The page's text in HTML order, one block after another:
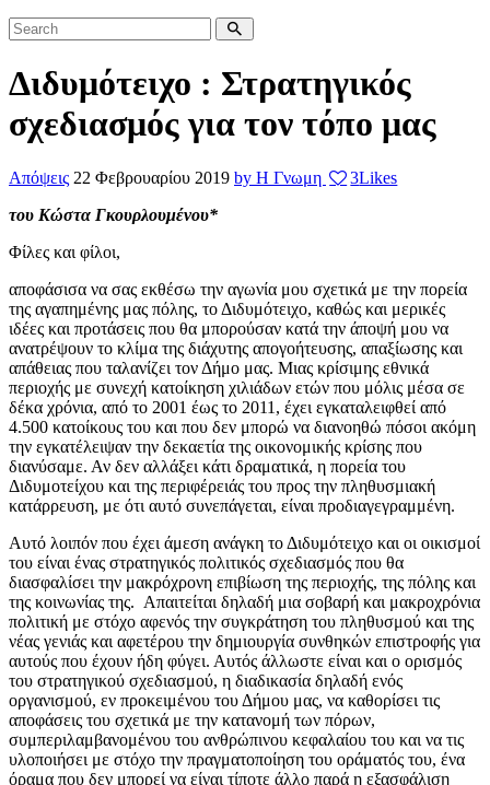
Διδυμότειχο : Στρατηγικός
σχεδιασμός για τον τόπο μας
Απόψεις 22 Φεβρουαρίου 2019 by Η Γνωμη 3Likes
του Κώστα Γκουρλουμένου*
Φίλες και φίλοι,
αποφάσισα να σας εκθέσω την αγωνία μου σχετικά με την πορεία
της αγαπημένης μας πόλης, το Διδυμότειχο, καθώς και μερικές
ιδέες και προτάσεις που θα μπορούσαν κατά την άποψή μου να
ανατρέψουν το κλίμα της διάχυτης απογοήτευσης, απαξίωσης και
απάθειας που ταλανίζει τον Δήμο μας. Μιας κρίσιμης εθνικά
περιοχής με συνεχή κατοίκηση χιλιάδων ετών που μόλις μέσα σε
δέκα χρόνια, από το 2001 έως το 2011, έχει εγκαταλειφθεί από
4.500 κατοίκους του και που δεν μπορώ να διανοηθώ πόσοι ακόμη
την εγκατέλειψαν την δεκαετία της οικονομικής κρίσης που
διανύσαμε. Αν δεν αλλάξει κάτι δραματικά, η πορεία του
Διδυμοτείχου και της περιφέρειάς του προς την πληθυσμιακή
κατάρρευση, με ότι αυτό συνεπάγεται, είναι προδιαγεγραμμένη.
Αυτό λοιπόν που έχει άμεση ανάγκη το Διδυμότειχο και οι οικισμοί
του είναι ένας στρατηγικός πολιτικός σχεδιασμός που θα
διασφαλίσει την μακρόχρονη επιβίωση της περιοχής, της πόλης και
της κοινωνίας της. Απαιτείται δηλαδή μια σοβαρή και μακροχρόνια
πολιτική με στόχο αφενός την συγκράτηση του πληθυσμού και της
νέας γενιάς και αφετέρου την δημιουργία συνθηκών επιστροφής για
αυτούς που έχουν ήδη φύγει. Αυτός άλλωστε είναι και ο ορισμός
του στρατηγικού σχεδιασμού, η διαδικασία δηλαδή ενός
οργανισμού, εν προκειμένου του Δήμου μας, να καθορίσει τις
αποφάσεις του σχετικά με την κατανομή των πόρων,
συμπεριλαμβανομένου του ανθρώπινου κεφαλαίου του και να τις
υλοποιήσει με στόχο την πραγματοποίηση του οράματός του, ένα
όραμα που δεν μπορεί να είναι τίποτε άλλο παρά η εξασφάλιση